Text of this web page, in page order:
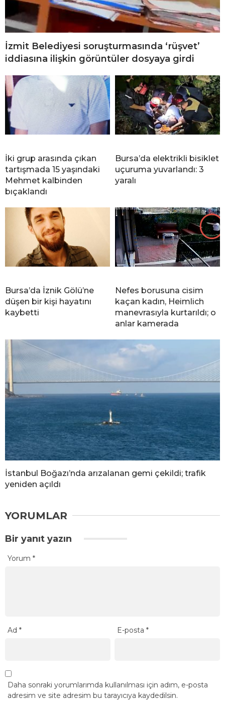
İzmit Belediyesi soruşturmasında ‘rüşvet’
iddiasına ilişkin görüntüler dosyaya girdi
İki grup arasında çıkan
tartışmada 15 yaşındaki
Mehmet kalbinden
bıçaklandı
Bursa’da elektrikli bisiklet
uçuruma yuvarlandı: 3
yaralı
Bursa’da İznik Gölü’ne
düşen bir kişi hayatını
kaybetti
Nefes borusuna cisim
kaçan kadın, Heimlich
manevrasıyla kurtarıldı; o
anlar kamerada
İstanbul Boğazı’nda arızalanan gemi çekildi; trafik
yeniden açıldı
YORUMLAR
Bir yanıt yazın
Yorum *
Ad * E-posta*
Daha sonraki yorumlarımda kullanılması için adım, e-posta
adresim ve site adresim bu tarayıcıya kaydedilsin.